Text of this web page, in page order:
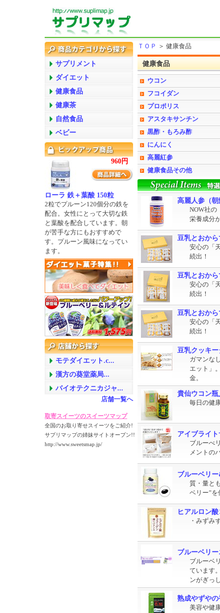
ＴＯＰ ＞ 健康食品
健康食品
ウコン
フコイダン
プロポリス
アスタキサンチン
黒酢・もろみ酢
にんにく
高麗紅参
健康食品その他
高麗人参（
NOW社の
栄養成分
豆乳とおか
安心の「
続出！
豆乳とおか
安心の「
続出！
豆乳とおか
安心の「
続出！
豆乳クッキ
ガマンな
エット」
金。
貴仙ウコン瓶
毎日の健
アイブライ
ブルーべ
メントの
ブルーベリ
質・量と
ベリー”
ヒアルロン
・みずみ
ブルーベリ
ブルーベ
ています
ンがぎっ
熟成やずやの
美容や健
サプリメント
ダイエット
健康食品
健康茶
自然食品
ベビー
960円
ローラ 鉄＋葉酸 150粒
2粒でプルーン120個分の鉄を
配合。女性にとって大切な鉄
と葉酸を配合しています。朝
が苦手な方にもおすすめで
す。プルーン風味になってい
ます。
モテダイエット.c...
漢方の葵堂薬局...
バイオテクニカジャ...
店舗一覧へ
取寄スイーツのスイーツマップ
全国のお取り寄せスイーツをご紹介!
サプリマップの姉妹サイトオープン!!
http://www.sweetsmap.jp/